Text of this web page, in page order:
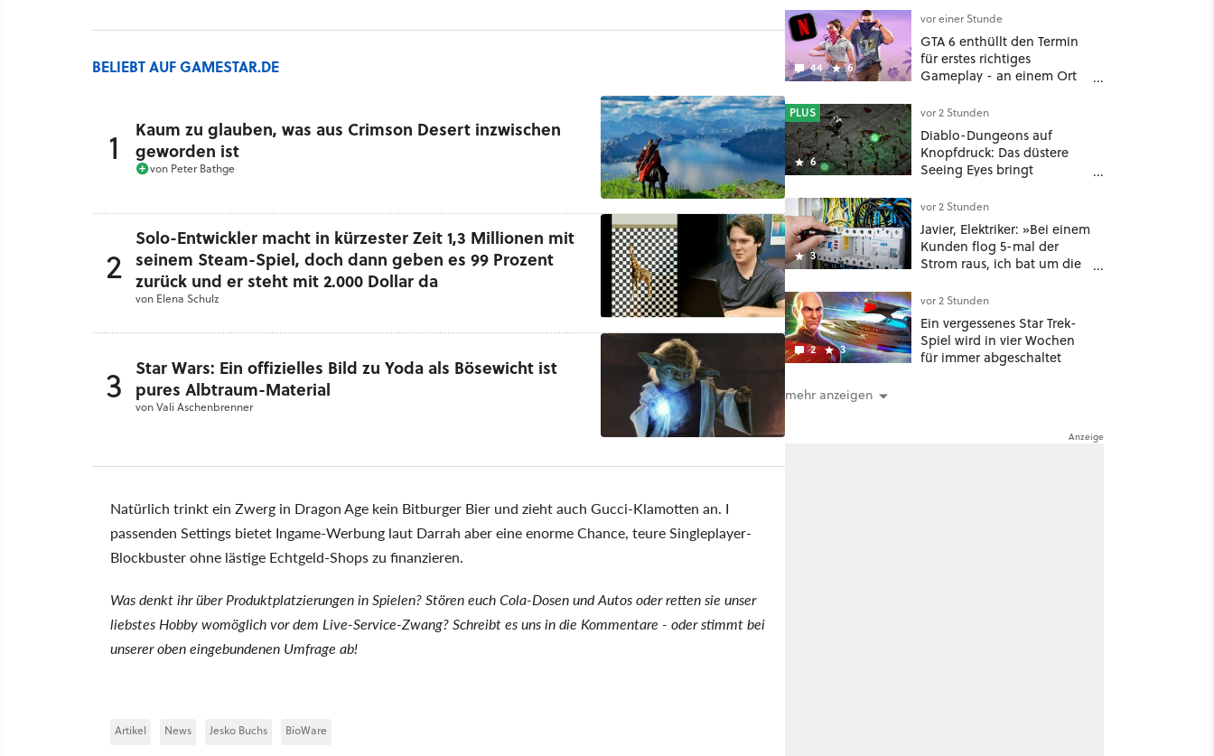
BELIEBT AUF GAMESTAR.DE
1
Kaum zu glauben, was aus Crimson Desert inzwischen
geworden ist
von Peter Bathge
2
Solo-Entwickler macht in kürzester Zeit 1,3 Millionen mit
seinem Steam-Spiel, doch dann geben es 99 Prozent
zurück und er steht mit 2.000 Dollar da
von Elena Schulz
3
Star Wars: Ein offizielles Bild zu Yoda als Bösewicht ist
pures Albtraum-Material
vonVali Aschenbrenner
Natürlich trinkt ein Zwerg in Dragon Age kein Bitburger Bier und zieht auch Gucci-Klamotten an. I
passenden Settings bietet Ingame-Werbung laut Darrah aber eine enorme Chance, teure Singleplayer-
Blockbuster ohne lästige Echtgeld-Shops zu finanzieren.
Was denkt ihr über Produktplatzierungen in Spielen? Stören euch Cola-Dosen und Autos oder retten sie unser
liebstes Hobby womöglich vor dem Live-Service-Zwang? Schreibt es uns in die Kommentare - oder stimmt bei
unserer oben eingebundenen Umfrage ab!
Artikel News Jesko Buchs BioWare
44 6
vor einer Stunde
GTA 6 enthüllt den Termin
für erstes richtiges
Gameplay - an einem Ort
gerechnet hatte
6
PLUS vor 2 Stunden
Diablo-Dungeons auf
Knopfdruck: Das düstere
Seeing Eyes bringt
mächtiges Tool, das sogar
D&D-Spieler feuern
3
vor 2 Stunden
Javier, Elektriker: »Bei einem
Kunden flog 5-mal der
Strom raus, ich bat um die
dass er je nach Uhrzeit eine
unterschiedliche
vertragliche Leistung hatte«
2 3
vor 2 Stunden
Ein vergessenes Star Trek-
Spiel wird in vier Wochen
für immer abgeschaltet
mehr anzeigen